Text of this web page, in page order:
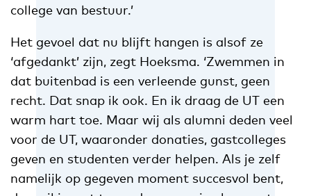
college van bestuur.’
Het gevoel dat nu blijft hangen is alsof ze
‘afgedankt’ zijn, zegt Hoeksma. ‘Zwemmen in
dat buitenbad is een verleende gunst, geen
recht. Dat snap ik ook. En ik draag de UT een
warm hart toe. Maar wij als alumni deden veel
voor de UT, waaronder donaties, gastcolleges
geven en studenten verder helpen. Als je zelf
namelijk op gegeven moment succesvol bent,